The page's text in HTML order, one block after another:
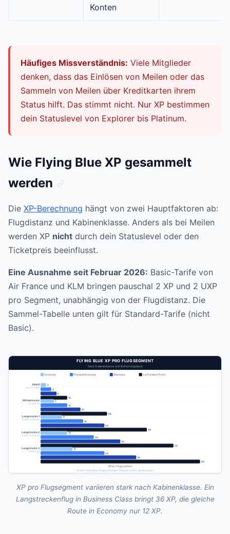
Konten
Häufiges Missverständnis: Viele Mitglieder
denken, dass das Einlösen von Meilen oder das
Sammeln von Meilen über Kreditkarten ihrem
Status hilft. Das stimmt nicht. Nur XP bestimmen
dein Statuslevel von Explorer bis Platinum.
Wie Flying Blue XP gesammelt
werden
Die XP-Berechnung hängt von zwei Hauptfaktoren ab:
Flugdistanz und Kabinenklasse. Anders als bei Meilen
werden XP nicht durch dein Statuslevel oder den
Ticketpreis beeinflusst.
Eine Ausnahme seit Februar 2026: Basic-Tarife von
Air France und KLM bringen pauschal 2 XP und 2 UXP
pro Segment, unabhängig von der Flugdistanz. Die
Sammel-Tabelle unten gilt für Standard-Tarife (nicht
Basic).
XP pro Flugsegment variieren stark nach Kabinenklasse. Ein
Langstreckenflug in Business Class bringt 36 XP, die gleiche
Route in Economy nur 12 XP.